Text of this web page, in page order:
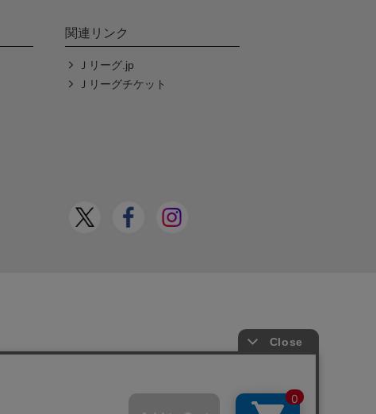
関連リンク
Ｊリーグ.jp
Ｊリーグチケット